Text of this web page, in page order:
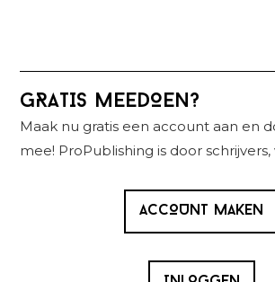
Primaire
Sidebar
GRATIS MEEDOEN?
Maak nu gratis een account aan en
mee! ProPublishing is door schrijvers,
ACCOUNT MAKEN